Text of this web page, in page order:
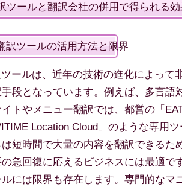
ツールと翻訳会社の併用で得られる
訳ツールの活用方法と限界
ールは、近年の技術の進化によって
段となっています。例えば、多言語
イトやメニュー翻訳では、都営の「
Location Cloud」のような専用
は短時間で大量の内容を翻訳できるた
の急回復に応えるビジネスには最適
には限界も存在します。専門的なマ